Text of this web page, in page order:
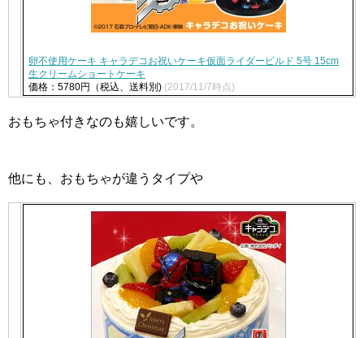
卵不使用ケーキ キャラデコお祝いケーキ仮面ライダービルド 5号 15cm
生クリームショートケーキ
価格：5780円（税込、送料別) (2017/11/7時点)
おもちゃ付きなのも嬉しいです。
他にも、おもちゃが違うタイプや